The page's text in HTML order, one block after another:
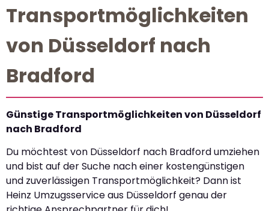
Transportmöglichkeiten
von Düsseldorf nach
Bradford
Günstige Transportmöglichkeiten von Düsseldorf
nach Bradford
Du möchtest von Düsseldorf nach Bradford umziehen
und bist auf der Suche nach einer kostengünstigen
und zuverlässigen Transportmöglichkeit? Dann ist
Heinz Umzugsservice aus Düsseldorf genau der